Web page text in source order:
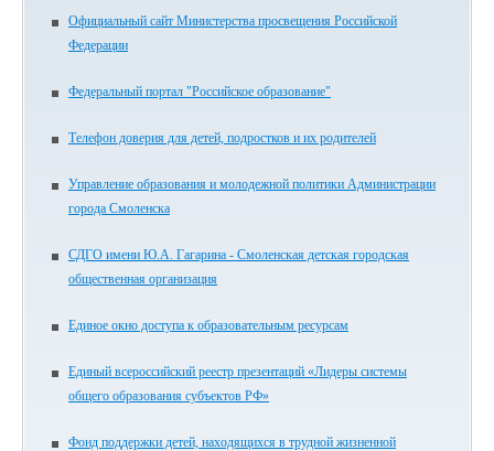
Официальный сайт Министерства просвещения Российской
Федерации
Федеральный портал "Российское образование"
Телефон доверия для детей, подростков и их родителей
Управление образования и молодежной политики Администрации
города Смоленска
СДГО имени Ю.А. Гагарина - Смоленская детская городская
общественная организация
Единое окно доступа к образовательным ресурсам
Единый всероссийский реестр презентаций «Лидеры системы
общего образования субъектов РФ»
Фонд поддержки детей, находящихся в трудной жизненной